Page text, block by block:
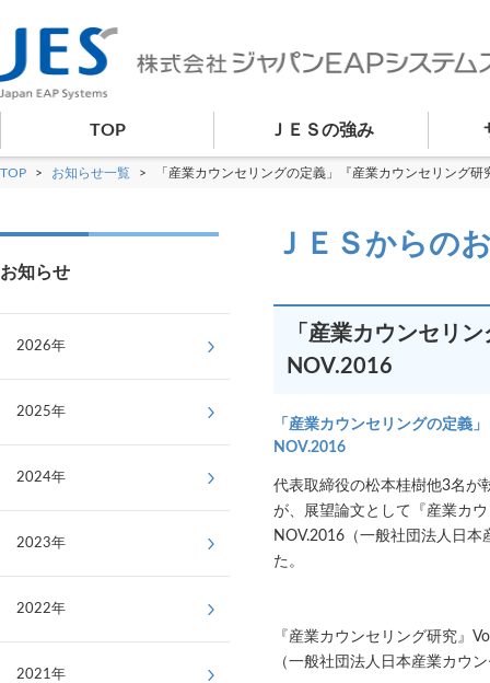
TOP ＪＥＳの強み
TOP > お知らせ一覧 > 「産業カウンセリングの定義」『産業カウンセリング
ＪＥＳからの
「産業カウンセリ
NOV.2016
「産業カウンセリングの定義
NOV.2016
代表取締役の松本桂樹他3名が
が、展望論文として『産業カ
NOV.2016（一般社団法人日
た。
『産業カウンセリング研究』
（一般社団法人日本産業カウ
お知らせ
2026年
2025年
2024年
2023年
2022年
2021年